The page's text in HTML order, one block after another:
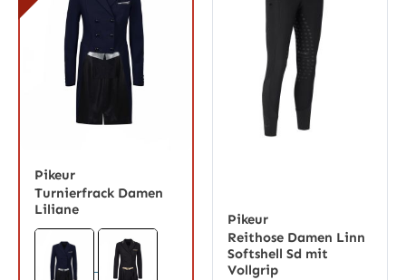
Pikeur
Turnierfrack Damen
Liliane
Pikeur
Reithose Damen Linn
Softshell Sd mit
Vollgrip